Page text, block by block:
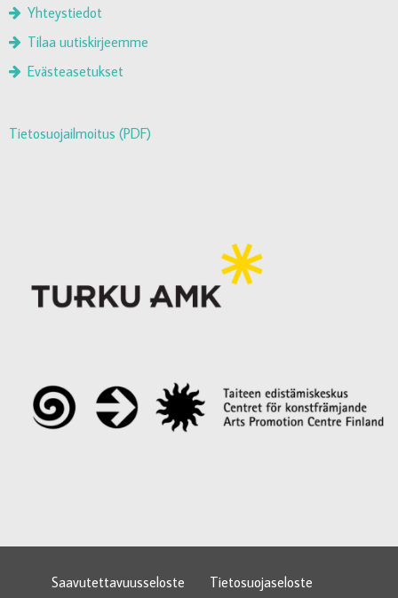
Yhteystiedot
Tilaa uutiskirjeemme
Evästeasetukset
Tietosuojailmoitus (PDF)
Saavutettavuusseloste Tietosuojaseloste